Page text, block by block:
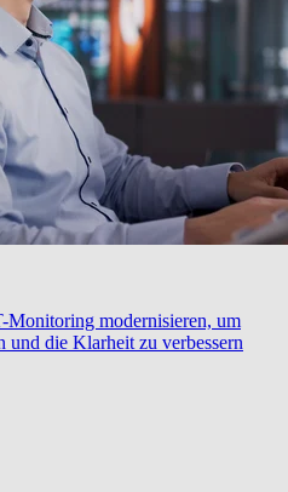
Monitoring modernisieren, um
und die Klarheit zu verbessern